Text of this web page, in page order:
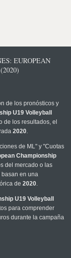
EUROPEAN
de los pronósticos y
U19 Volleyball
de los resultados, el
2020.
de ML" y "Cuotas
Championship
del mercado o las
basan en una
de 2020.
U19 Volleyball
para comprender
durante la campaña